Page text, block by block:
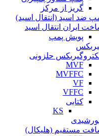
گریز از مرکز
ضد اسید (انتقال اسید)
ایران انتقال اسید
پویش پمپ
حلزونی
MVF
MVFFC
VF
VFFC
کتابی
KS
مستقیم (هلیکال)